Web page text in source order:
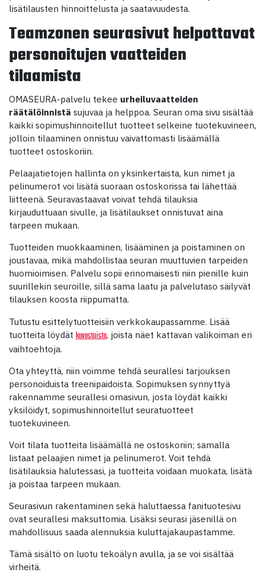
lisätilausten hinnoittelusta ja saatavuudesta.
Teamzonen seurasivut helpottavat
personoitujen vaatteiden
tilaamista
OMASEURA-palvelu tekee urheiluvaatteiden
räätälöinnistä sujuvaa ja helppoa. Seuran oma sivu sisältää
kaikki sopimushinnoitellut tuotteet selkeine tuotekuvineen,
jolloin tilaaminen onnistuu vaivattomasti lisäämällä
tuotteet ostoskoriin.
Pelaajatietojen hallinta on yksinkertaista, kun nimet ja
pelinumerot voi lisätä suoraan ostoskorissa tai lähettää
liitteenä. Seuravastaavat voivat tehdä tilauksia
kirjauduttuaan sivulle, ja lisätilaukset onnistuvat aina
tarpeen mukaan.
Tuotteiden muokkaaminen, lisääminen ja poistaminen on
joustavaa, mikä mahdollistaa seuran muuttuvien tarpeiden
huomioimisen. Palvelu sopii erinomaisesti niin pienille kuin
suurillekin seuroille, sillä sama laatu ja palvelutaso säilyvät
tilauksen koosta riippumatta.
Tutustu esittelytuotteisiin verkkokaupassamme. Lisää
tuotteita löydät kuvastoista, joista näet kattavan valikoiman eri
vaihtoehtoja.
Ota yhteyttä, niin voimme tehdä seurallesi tarjouksen
personoiduista treenipaidoista. Sopimuksen synnyttyä
rakennamme seurallesi omasivun, josta löydät kaikki
yksilöidyt, sopimushinnoitellut seuratuotteet
tuotekuvineen.
Voit tilata tuotteita lisäämällä ne ostoskoriin; samalla
listaat pelaajien nimet ja pelinumerot. Voit tehdä
lisätilauksia halutessasi, ja tuotteita voidaan muokata, lisätä
ja poistaa tarpeen mukaan.
Seurasivun rakentaminen sekä haluttaessa fanituotesivu
ovat seurallesi maksuttomia. Lisäksi seurasi jäsenillä on
mahdollisuus saada alennuksia kuluttajakaupastamme.
Tämä sisältö on luotu tekoälyn avulla, ja se voi sisältää
virheitä.